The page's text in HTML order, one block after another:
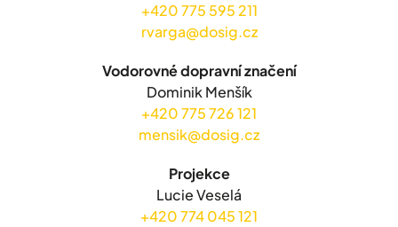
+420 775 595 211
rvarga@dosig.cz
Vodorovné dopravní značení
Dominik Menšík
+420 775 726 121
mensik@dosig.cz
Projekce
Lucie Veselá
+420 774 045 121